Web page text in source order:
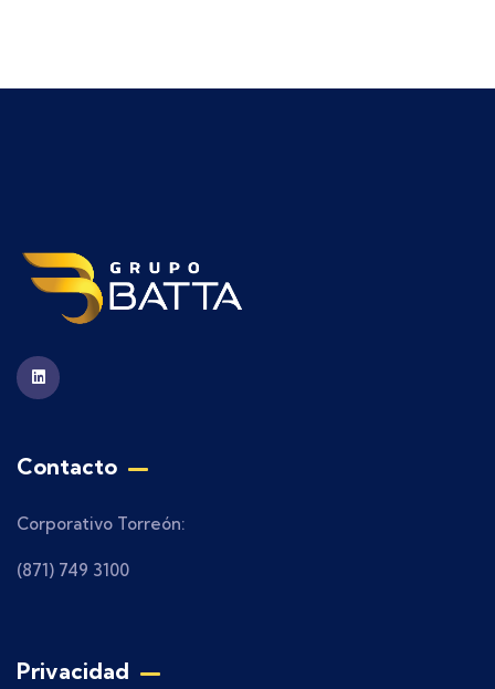
Contacto
Corporativo Torreón:
(871) 749 3100
Privacidad